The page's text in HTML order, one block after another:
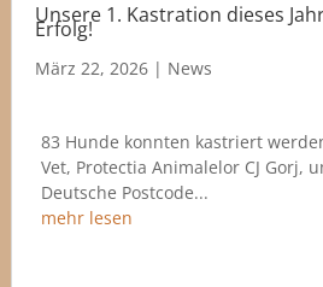
Unsere 1. Kastration dieses
Erfolg!
März 22, 2026| News
83 Hunde konnten kastriert
Vet, Protectia Animalelor CJ Gorj,
Deutsche Postcode...
mehr lesen